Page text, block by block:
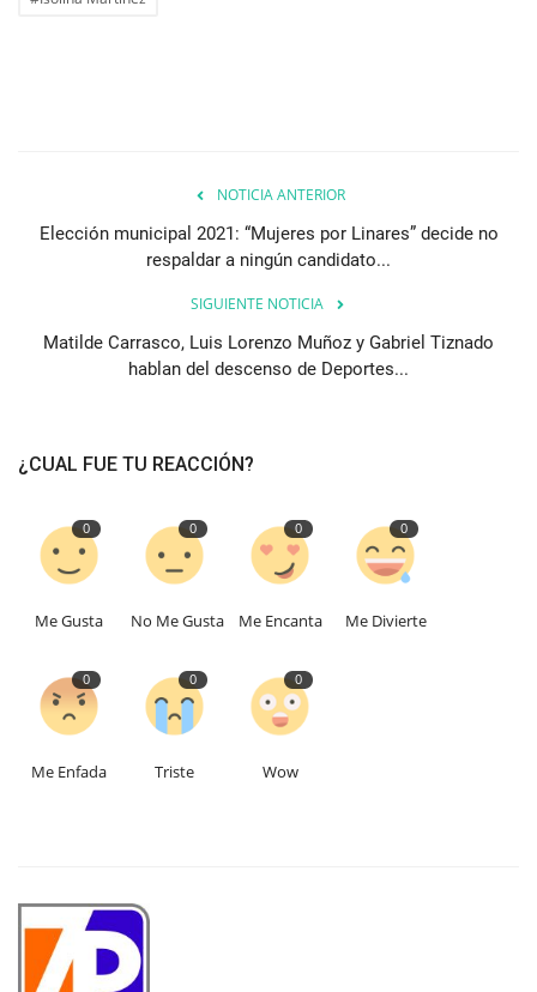
NOTICIA ANTERIOR
Elección municipal 2021: “Mujeres por Linares” decide no
respaldar a ningún candidato...
SIGUIENTE NOTICIA
Matilde Carrasco, Luis Lorenzo Muñoz y Gabriel Tiznado
hablan del descenso de Deportes...
¿CUAL FUE TU REACCIÓN?
0
Me Gusta
0
No Me Gusta
0
Me Encanta
0
Me Divierte
0
Me Enfada
0
Triste
0
Wow